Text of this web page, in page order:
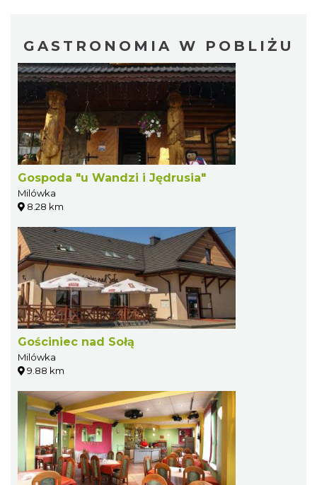
GASTRONOMIA W POBLIŻU
Gospoda "u Wandzi i Jędrusia"
Milówka
8.28 km
Gościniec nad Sołą
Milówka
9.88 km